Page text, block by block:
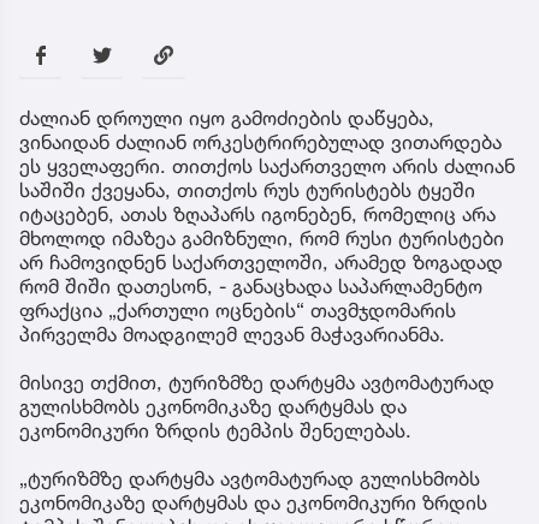
ძალიან დროული იყო გამოძიების დაწყება,
ვინაიდან ძალიან ორკესტრირებულად ვითარდება
ეს ყველაფერი. თითქოს საქართველო არის ძალიან
საშიში ქვეყანა, თითქოს რუს ტურისტებს ტყეში
იტაცებენ, ათას ზღაპარს იგონებენ, რომელიც არა
მხოლოდ იმაზეა გამიზნული, რომ რუსი ტურისტები
არ ჩამოვიდნენ საქართველოში, არამედ ზოგადად
რომ შიში დათესონ, - განაცხადა საპარლამენტო
ფრაქცია „ქართული ოცნების“ თავმჯდომარის
პირველმა მოადგილემ ლევან მაჭავარიანმა.
მისივე თქმით, ტურიზმზე დარტყმა ავტომატურად
გულისხმობს ეკონომიკაზე დარტყმას და
ეკონომიკური ზრდის ტემპის შენელებას.
„ტურიზმზე დარტყმა ავტომატურად გულისხმობს
ეკონომიკაზე დარტყმას და ეკონომიკური ზრდის